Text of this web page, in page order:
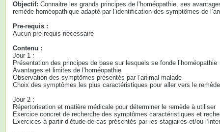
Objectif: Connaitre les grands principes de l’homéopathie, ses
remède homéopathique adapté par l’identification des symptômes de
Pre-requis :
Aucun pré-requis nécessaire
Contenu :
Jour 1 :
Présentation des principes de base sur lesquels se fonde l’homéopathie
Avantages et limites de l’homéopathie
Observation des symptômes présentés par l’animal malade
Choix des symptômes les plus caractéristiques pour aller vers le
Jour 2 :
Répertorisation et matière médicale pour déterminer le remède à utiliser
Exercice concret de recherche des symptômes caractéristiques et
Exercices à partir d’étude de cas présentés par les stagiaires et/ou